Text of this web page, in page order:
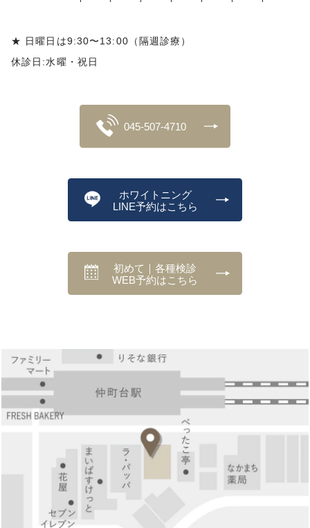
★ 日曜日は9:30〜13:00（隔週診療）
休診日:水曜・祝日
045-507-4710
ホワイトニング
LINE予約はこちら
初めて｜各種検診
WEB予約はこちら